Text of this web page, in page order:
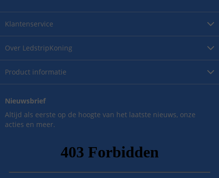
Over LedstripKoning
Product informatie
Klantenservice
Nieuwsbrief
Altijd als eerste op de hoogte van het laatste nieuws, onze
acties en meer.